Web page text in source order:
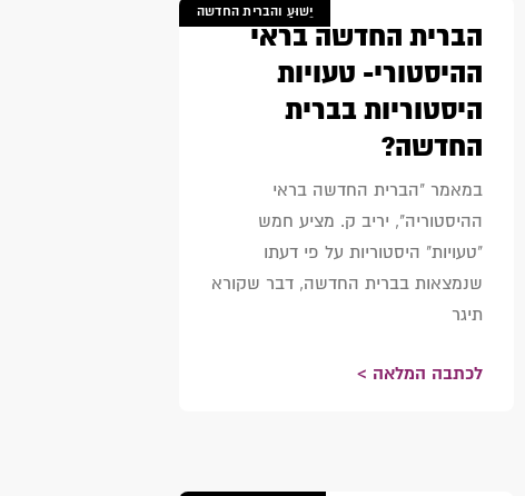
יֵשׁוּעַ והברית החדשה
הברית החדשה בראי
ההיסטורי- טעויות
היסטוריות בברית
החדשה?
במאמר "הברית החדשה בראי
ההיסטוריה", יריב ק. מציע חמש
"טעויות" היסטוריות על פי דעתו
שנמצאות בברית החדשה, דבר שקורא
תיגר
לכתבה המלאה >